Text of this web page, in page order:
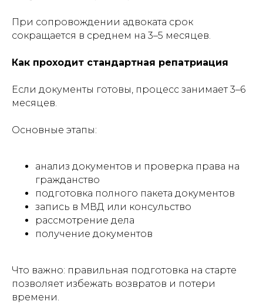
При сопровождении адвоката срок
сокращается в среднем на 3–5 месяцев.
Как проходит стандартная репатриация
Если документы готовы, процесс занимает 3–6
месяцев.
Основные этапы:
анализ документов и проверка права на
гражданство
подготовка полного пакета документов
запись в МВД или консульство
рассмотрение дела
получение документов
Что важно: правильная подготовка на старте
позволяет избежать возвратов и потери
времени.